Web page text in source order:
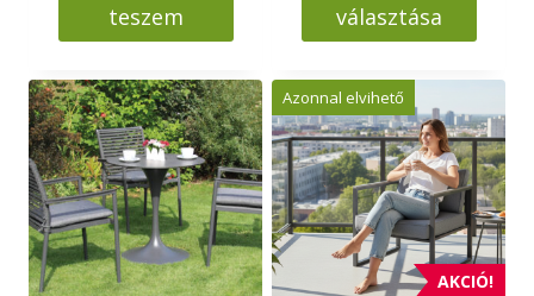
teszem
választása
a
terméknek
több
variációja
van.
változatok
AKCIÓ!
Azonnal elvihető